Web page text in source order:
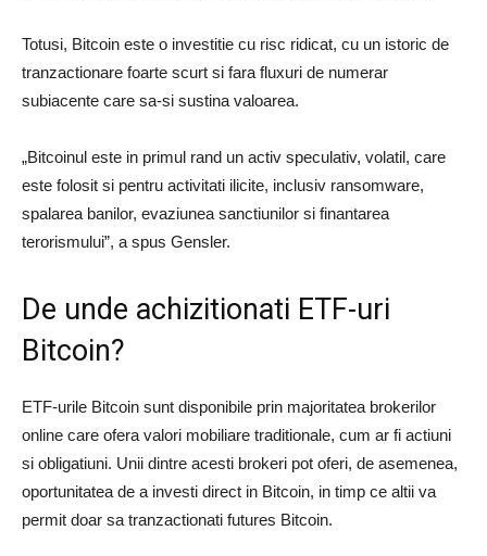
Totusi, Bitcoin este o investitie cu risc ridicat, cu un istoric de
tranzactionare foarte scurt si fara fluxuri de numerar
subiacente care sa-si sustina valoarea.
„Bitcoinul este in primul rand un activ speculativ, volatil, care
este folosit si pentru activitati ilicite, inclusiv ransomware,
spalarea banilor, evaziunea sanctiunilor si finantarea
terorismului”, a spus Gensler.
De unde achizitionati ETF-uri
Bitcoin?
ETF-urile Bitcoin sunt disponibile prin majoritatea brokerilor
online care ofera valori mobiliare traditionale, cum ar fi actiuni
si obligatiuni. Unii dintre acesti brokeri pot oferi, de asemenea,
oportunitatea de a investi direct in Bitcoin, in timp ce altii va
permit doar sa tranzactionati futures Bitcoin.